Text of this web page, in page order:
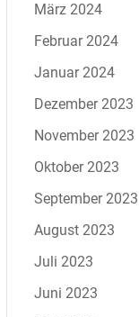
März 2024
Februar 2024
Januar 2024
Dezember 2023
November 2023
Oktober 2023
September 2023
August 2023
Juli 2023
Juni 2023